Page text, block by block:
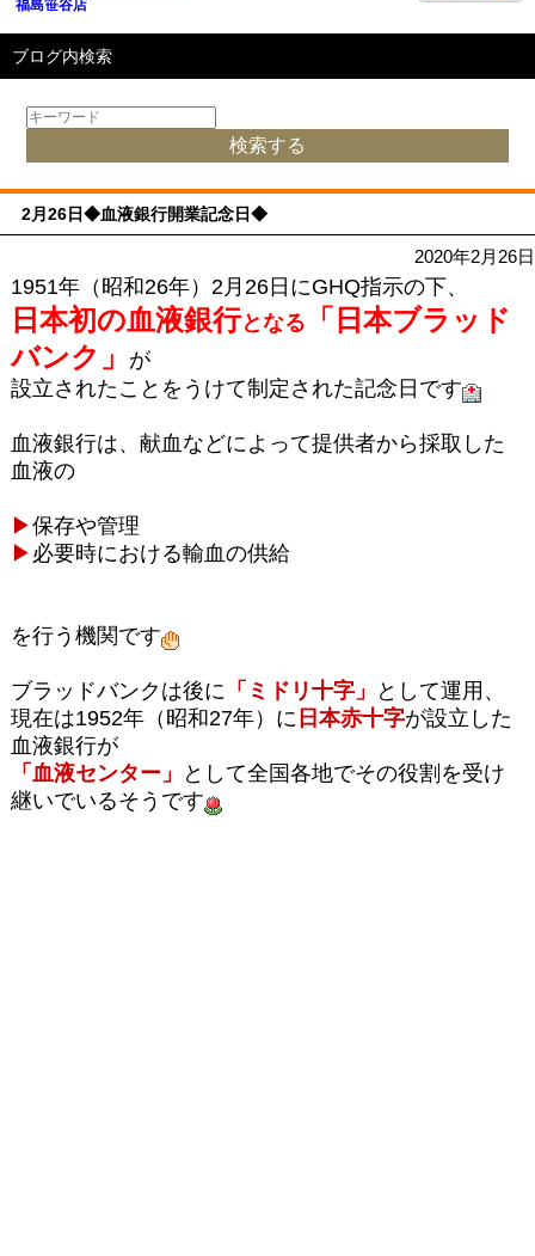
福島笹谷店
ブログ内検索
2月26日◆血液銀行開業記念日◆
2020年2月26日
1951年（昭和26年）2月26日にGHQ指示の下、
日本初の血液銀行となる
「日本ブラッド
バンク」
が
設立されたことをうけて制定された記念日です
血液銀行は、献血などによって提供者から採取した
血液の
▶保存や管理
▶ 必要時における輸血の供給
を行う機関です
ブラッドバンクは後に 「ミドリ十字」
として運用、
現在は1952年（昭和27年）に 日本赤十字が設立した
血液銀行が
「血液センター」
として全国各地でその役割を受け
継いでいるそうです